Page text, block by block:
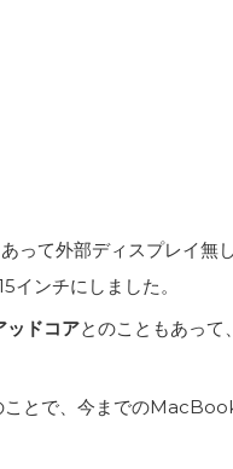
って外部ディスプレイ無
ンチにしました。
ッドコアとのこともあって
ことで、今までの